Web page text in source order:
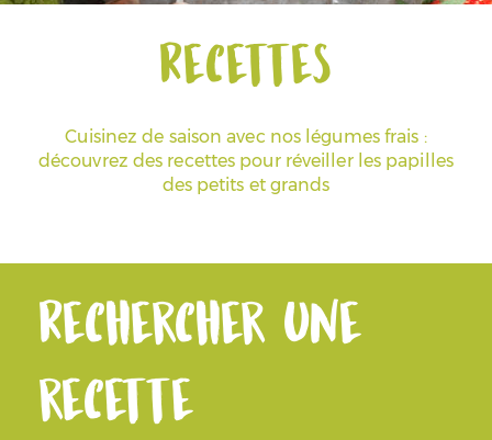
Espace Pros & Presse
Recettes
Cuisinez de saison avec nos légumes frais :
découvrez des recettes pour réveiller les papilles
des petits et grands
Rechercher une
recette